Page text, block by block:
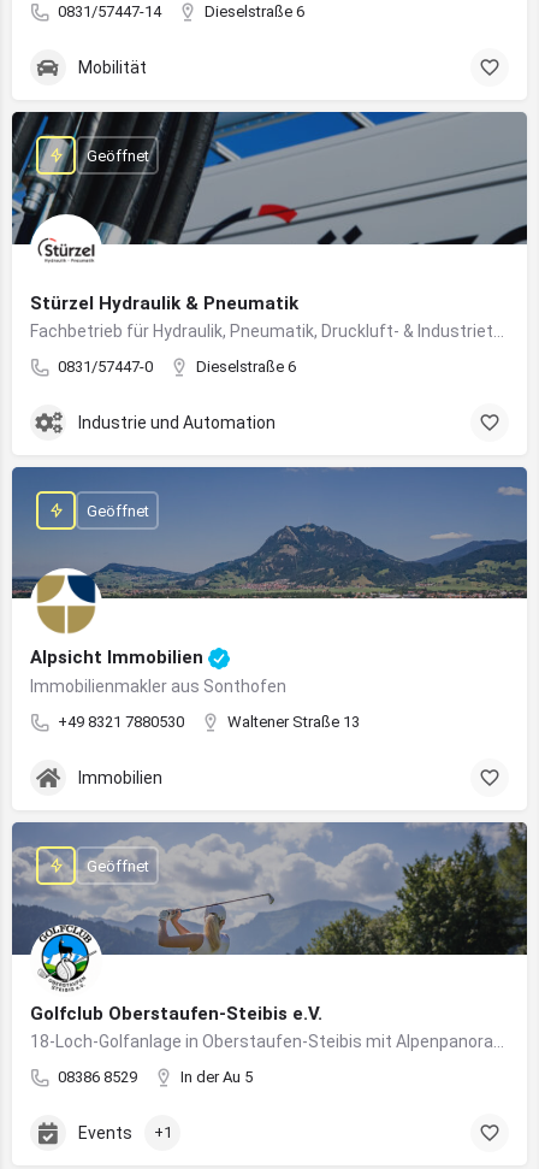
0831/57447-14 Dieselstraße 6
Mobilität
Stürzel Hydraulik & Pneumatik
0831/57447-0 Dieselstraße 6
Geöffnet
Industrie und Automation
Alpsicht Immobilien
Immobilienmakler aus Sonthofen
+49 8321 7880530 Waltener Straße 13
Geöffnet
Immobilien
Golfclub Oberstaufen-Steibis e.V.
08386 8529 In der Au 5
Geöffnet
Events +1